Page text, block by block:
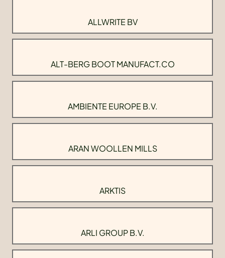
ALLWRITE BV
ALT-BERG BOOT MANUFACT.CO
AMBIENTE EUROPE B.V.
ARAN WOOLLEN MILLS
ARKTIS
ARLI GROUP B.V.